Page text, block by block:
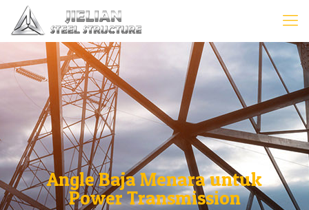
Angle Baja Menara untuk
Power Transmission